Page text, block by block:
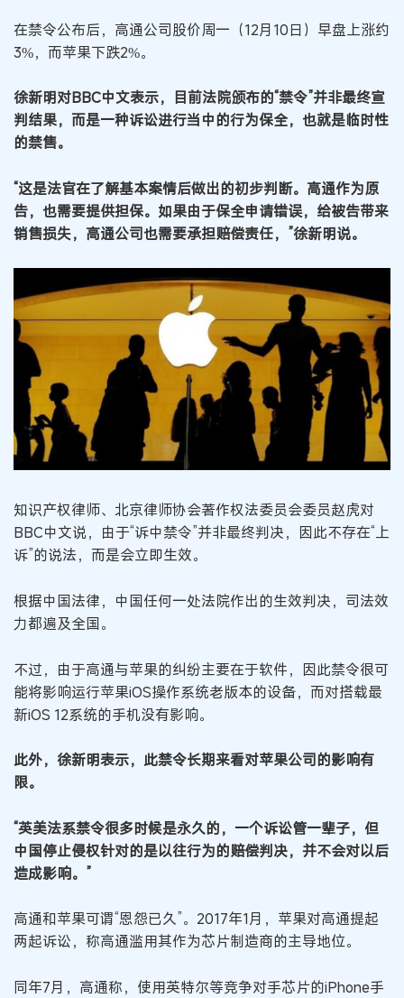
在禁令公布后，高通公司股价周一（12月10日）早盘上涨约
3%，而苹果下跌2%。
徐新明对BBC中文表示，目前法院颁布的“禁令”并非最终宣
判结果，而是一种诉讼进行当中的行为保全，也就是临时性
的禁售。
“这是法官在了解基本案情后做出的初步判断。高通作为原
告，也需要提供担保。如果由于保全申请错误，给被告带来
销售损失，高通公司也需要承担赔偿责任，”徐新明说。
知识产权律师、北京律师协会著作权法委员会委员赵虎对
BBC中文说，由于“诉中禁令”并非最终判决，因此不存在“上
诉”的说法，而是会立即生效。
根据中国法律，中国任何一处法院作出的生效判决，司法效
力都遍及全国。
不过，由于高通与苹果的纠纷主要在于软件，因此禁令很可
能将影响运行苹果iOS操作系统老版本的设备，而对搭载最
新iOS 12系统的手机没有影响。
此外，徐新明表示，此禁令长期来看对苹果公司的影响有
限。
“英美法系禁令很多时候是永久的，一个诉讼管一辈子，但
中国停止侵权针对的是以往行为的赔偿判决，并不会对以后
造成影响。”
高通和苹果可谓“恩怨已久”。2017年1月，苹果对高通提起
两起诉讼，称高通滥用其作为芯片制造商的主导地位。
同年7月，高通称，使用英特尔等竞争对手芯片的iPhone手